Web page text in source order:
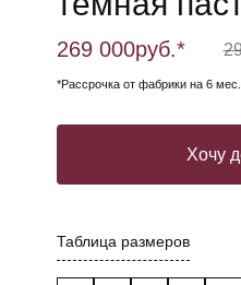
269 000руб.*
*Рассрочка от фабрики на 6
Хочу
Таблица размеров